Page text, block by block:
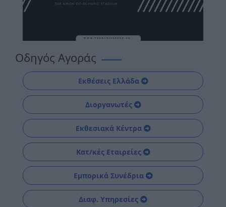
Οδηγός Αγοράς
Εκθέσεις Ελλάδα
Διοργανωτές
Εκθεσιακά Κέντρα
Κατ/κές Εταιρείες
Εμπορικά Συνέδρια
Διαφ. Υπηρεσίες